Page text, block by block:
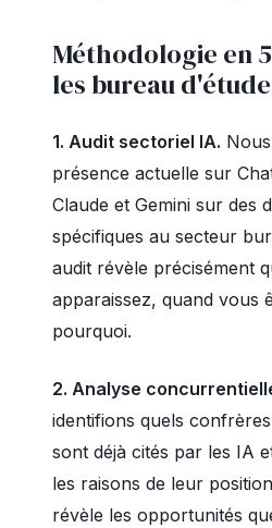
Méthodologie en
les bureau
1. Audit sectoriel IA.
présence actuelle sur
Claude et Gemini sur des
spécifiques au secteur
audit révèle précisément
apparaissez, quand vous
pourquoi.
2. Analyse
identifions quels
sont déjà cités par les IA
les raisons de leur
révèle les opportunités